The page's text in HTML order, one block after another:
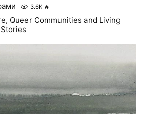
3.6K 🔥
Queer Communities and Living